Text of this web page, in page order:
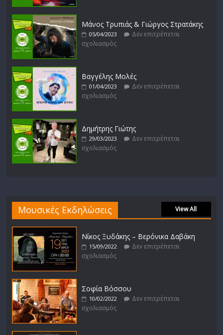
Μάνος Τρυπιάς & Γιώργος Στρατάκης
05/04/2023
Δεν επιτρέπεται
σχολιασμός
Βαγγέλης Μολές
01/04/2023
Δεν επιτρέπεται
σχολιασμός
Δημήτρης Γιώτης
29/03/2023
Δεν επιτρέπεται
σχολιασμός
Μουσικές Εκδηλώσεις View All
Νίκος Ξυδάκης – Βερόνικα Δαβάκη
15/09/2022
Δεν επιτρέπεται
σχολιασμός
Σοφία Βόσσου
10/02/2022
Δεν επιτρέπεται
σχολιασμός